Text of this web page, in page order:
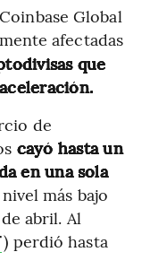
Global
afectadas
que
de
cayó hasta un
en una sola
más bajo
abril. Al
) perdió hasta